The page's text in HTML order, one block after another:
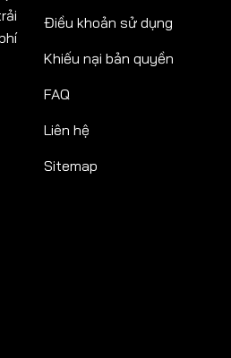
Điều khoản sử dụng
Khiếu nại bản quyền
FAQ
Liên hệ
Sitemap